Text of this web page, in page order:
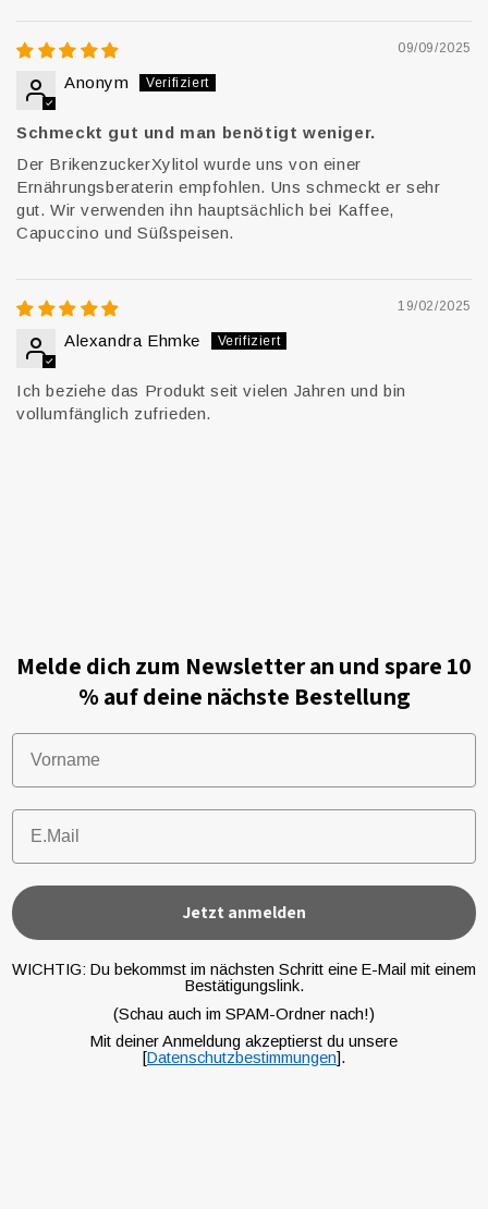
09/09/2025
Anonym
Schmeckt gut und man benötigt weniger.
Der BrikenzuckerXylitol wurde uns von einer
Ernährungsberaterin empfohlen. Uns schmeckt er sehr
gut. Wir verwenden ihn hauptsächlich bei Kaffee,
Capuccino und Süßspeisen.
19/02/2025
Alexandra Ehmke
Ich beziehe das Produkt seit vielen Jahren und bin
vollumfänglich zufrieden.
Melde dich zum Newsletter an und spare 10
% auf deine nächste Bestellung
Vorname
Email
Jetzt anmelden
WICHTIG: Du bekommst im nächsten Schritt eine E-Mail mit einem
Bestätigungslink.
(Schau auch im SPAM-Ordner nach!)
Mit deiner Anmeldung akzeptierst du unsere
[Datenschutzbestimmungen].